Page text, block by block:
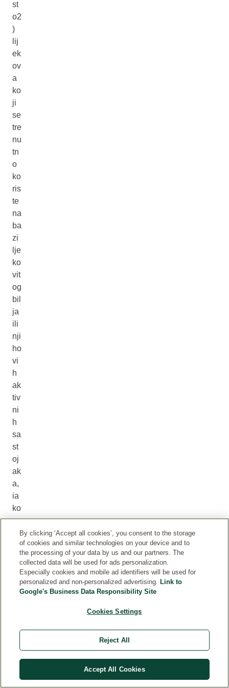
st
o2
)
lij
ek
ov
a
ko
ji
se
tre
nu
tn
o
ko
ris
te
na
ba
zi
lje
ko
vit
og
bil
ja
ili
nji
ho
vi
h
ak
tiv
ni
h
sa
st
oj
ak
a,
ia
ko
se
cij
bil
ko
By clicking ‘Accept all cookies’, you consent to the storage
of cookies and similar technologies on your device and to
the processing of your data by us and our partners. The
collected data will be used for ads personalization.
Especially cookies and mobile ad identifiers will be used for
personalized and non-personalized advertising. Link to
Google's Business Data Responsibility Site
Cookies Settings
Reject All
Accept All Cookies